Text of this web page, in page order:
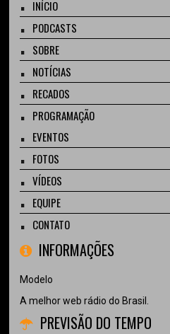
INÍCIO
PODCASTS
SOBRE
NOTÍCIAS
RECADOS
PROGRAMAÇÃO
EVENTOS
FOTOS
VÍDEOS
EQUIPE
CONTATO
INFORMAÇÕES
Modelo
A melhor web rádio do Brasil.
PREVISÃO DO TEMPO